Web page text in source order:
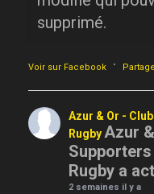
supprimé.
Voir sur Facebook ·
Azur & Or -
RugbyAzur
Rugby a
2 semaines il y a